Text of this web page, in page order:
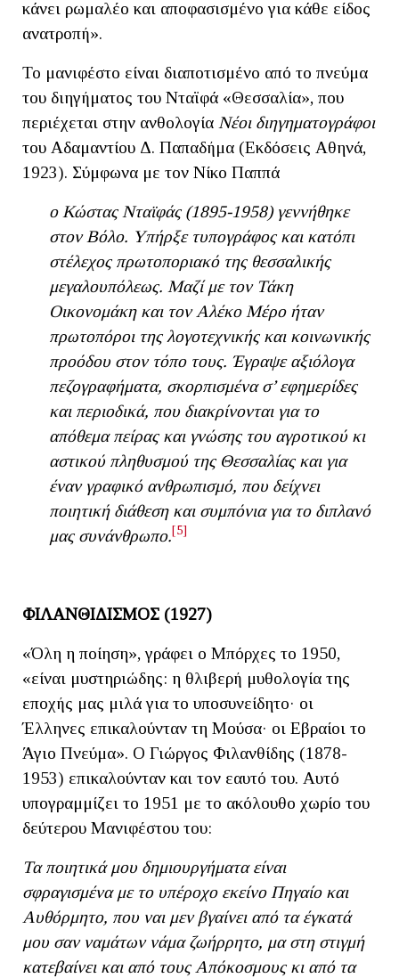
κάνει ρωμαλέο και αποφασισμένο για κάθε είδος
ανατροπή».
Το μανιφέστο είναι διαποτισμένο από το πνεύμα
του διηγήματος του Νταϊφά «Θεσσαλία», που
περιέχεται στην ανθολογία Νέοι διηγηματογράφοι
του Αδαμαντίου Δ. Παπαδήμα (Εκδόσεις Αθηνά,
1923). Σύμφωνα με τον Νίκο Παππά
ο Κώστας Νταϊφάς (1895-1958) γεννήθηκε
στον Βόλο. Υπήρξε τυπογράφος και κατόπι
στέλεχος πρωτοποριακό της θεσσαλικής
μεγαλουπόλεως. Μαζί με τον Τάκη
Οικονομάκη και τον Αλέκο Μέρο ήταν
πρωτοπόροι της λογοτεχνικής και κοινωνικής
προόδου στον τόπο τους. Έγραψε αξιόλογα
πεζογραφήματα, σκορπισμένα σ’ εφημερίδες
και περιοδικά, που διακρίνονται για το
απόθεμα πείρας και γνώσης του αγροτικού κι
αστικού πληθυσμού της Θεσσαλίας και για
έναν γραφικό ανθρωπισμό, που δείχνει
ποιητική διάθεση και συμπόνια για το διπλανό
μας συνάνθρωπο.[5]
ΦΙΛΑΝΘΙΔΙΣΜΟΣ (1927)
«Όλη η ποίηση», γράφει ο Μπόρχες το 1950,
«είναι μυστηριώδης: η θλιβερή μυθολογία της
εποχής μας μιλά για το υποσυνείδητο· οι
Έλληνες επικαλούνταν τη Μούσα· οι Εβραίοι το
Άγιο Πνεύμα». Ο Γιώργος Φιλανθίδης (1878-
1953) επικαλούνταν και τον εαυτό του. Αυτό
υπογραμμίζει το 1951 με το ακόλουθο χωρίο του
δεύτερου Μανιφέστου του:
Τα ποιητικά μου δημιουργήματα είναι
σφραγισμένα με το υπέροχο εκείνο Πηγαίο και
Αυθόρμητο, που ναι μεν βγαίνει από τα έγκατά
μου σαν ναμάτων νάμα ζωήρρητο, μα στη στιγμή
κατεβαίνει και από τους Απόκοσμους κι από τα